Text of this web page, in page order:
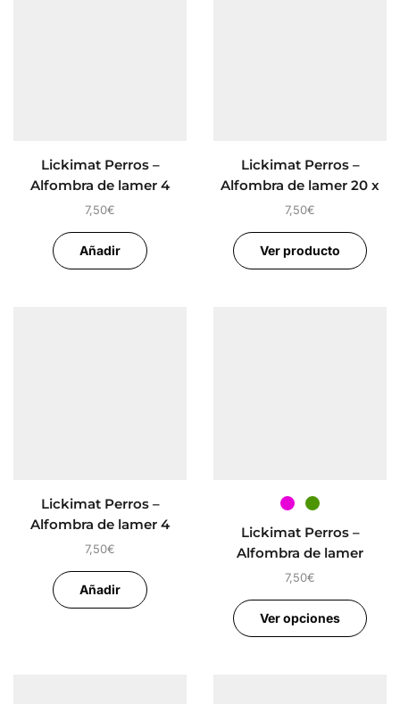
Lickimat Perros –
Alfombra de lamer 4
dificultades
7,50€
Añadir
Lickimat Perros –
Alfombra de lamer 20 x
20 cm
7,50€
Ver producto
Lickimat Perros –
Alfombra de lamer 4
dificultades
7,50€
Añadir
Lickimat Perros –
Alfombra de lamer
7,50€
Ver opciones